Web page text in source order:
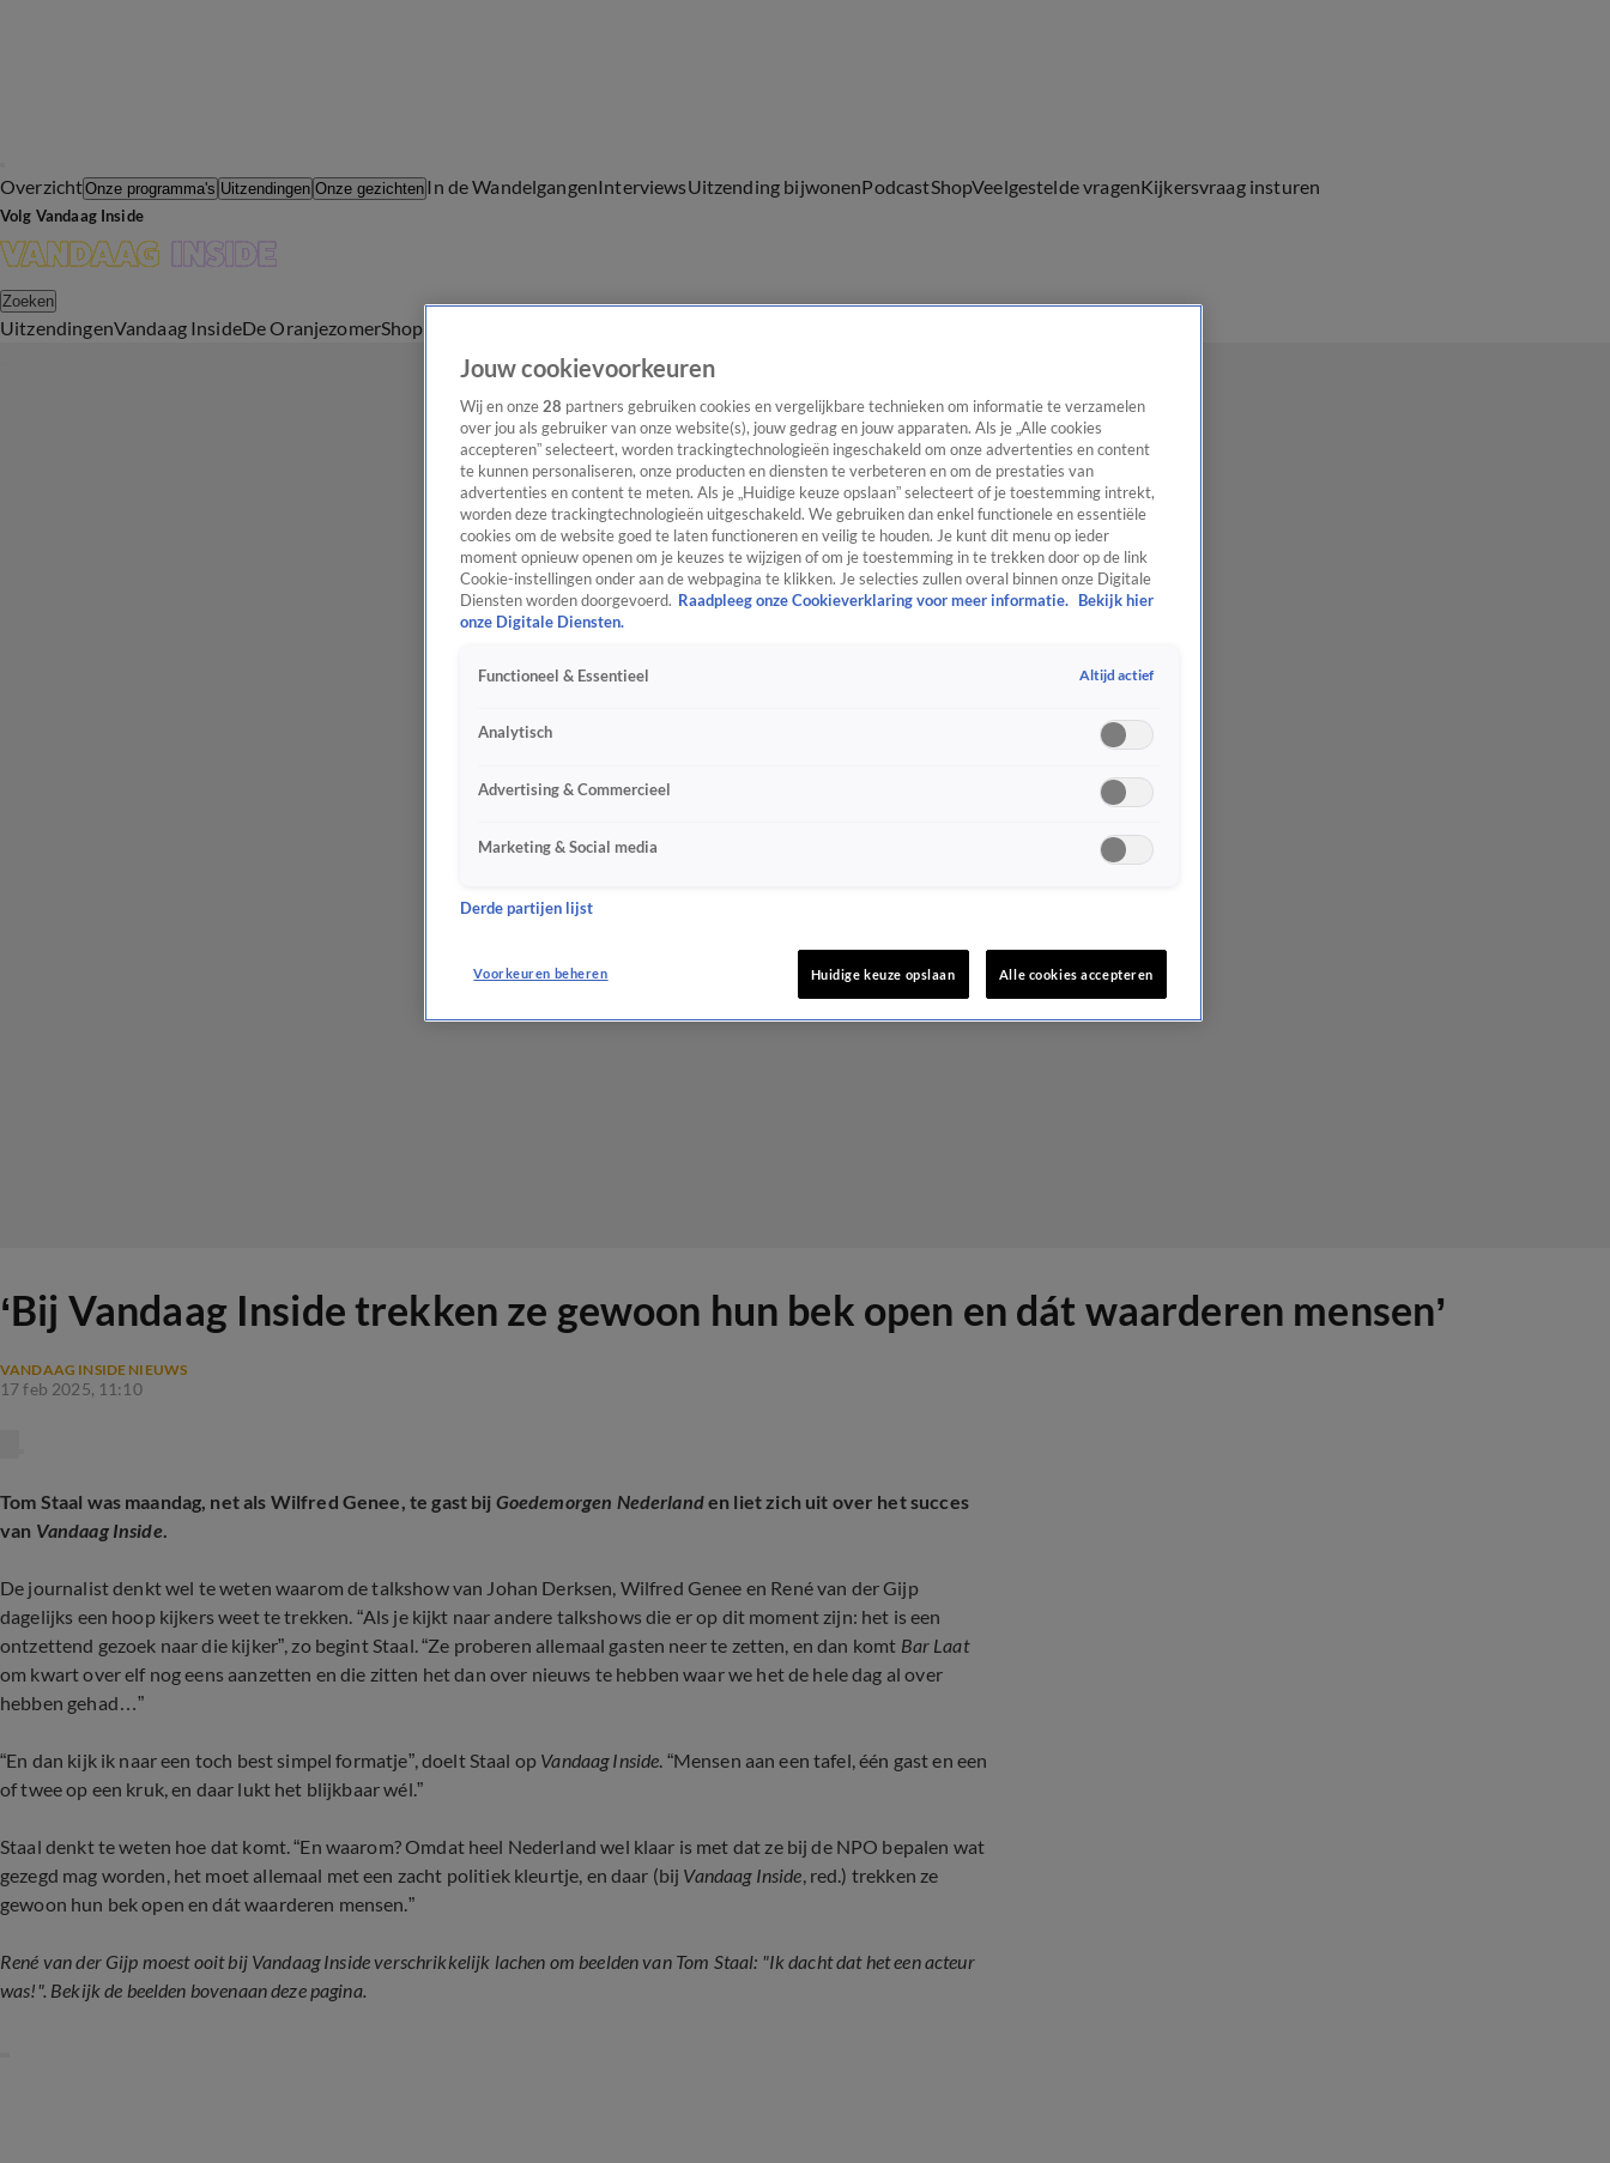
OverzichtOnze programma's Uitzendingen Onze gezichten In de WandelgangenInterviewsUitzending bijwonenPodcastShopVeelgestelde vragenKijkersvraag insturen
Volg Vandaag Inside
Zoeken
UitzendingenVandaag InsideDe OranjezomerShop
‘Bij Vandaag Inside trekken ze gewoon hun bek open en dát waarderen mensen’
VANDAAG INSIDE NIEUWS
17 feb 2025, 11:10
Tom Staal was maandag, net als Wilfred Genee, te gast bij Goedemorgen Nederlanden liet zich uit over het succes
van Vandaag Inside.
De journalist denkt wel te weten waarom de talkshow van Johan Derksen, Wilfred Genee en René van der Gijp
dagelijks een hoop kijkers weet te trekken. “Als je kijkt naar andere talkshows die er op dit moment zijn: het is een
ontzettend gezoek naar die kijker”, zo begint Staal. “Ze proberen allemaal gasten neer te zetten, en dan komt Bar Laat
om kwart over elf nog eens aanzetten en die zitten het dan over nieuws te hebben waar we het de hele dag al over
hebben gehad…”
“En dan kijk ik naar een toch best simpel formatje”, doelt Staal op Vandaag Inside. “Mensen aan een tafel, één gast en een
of twee op een kruk, en daar lukt het blijkbaar wél.”
Staal denkt te weten hoe dat komt. “En waarom? Omdat heel Nederland wel klaar is met dat ze bij de NPO bepalen wat
gezegd mag worden, het moet allemaal met een zacht politiek kleurtje, en daar (bij Vandaag Inside, red.) trekken ze
gewoon hun bek open en dát waarderen mensen.”
René van der Gijp moest ooit bij Vandaag Inside verschrikkelijk lachen om beelden van Tom Staal: "Ik dacht dat het een acteur
was!". Bekijk de beelden bovenaan deze pagina.
Jouw cookievoorkeuren
Wij en onze 28 partners gebruiken cookies en vergelijkbare technieken om informatie te verzamelen
over jou als gebruiker van onze website(s), jouw gedrag en jouw apparaten. Als je „Alle cookies
accepteren” selecteert, worden trackingtechnologieën ingeschakeld om onze advertenties en content
te kunnen personaliseren, onze producten en diensten te verbeteren en om de prestaties van
advertenties en content te meten. Als je „Huidige keuze opslaan” selecteert of je toestemming intrekt,
worden deze trackingtechnologieën uitgeschakeld. We gebruiken dan enkel functionele en essentiële
cookies om de website goed te laten functioneren en veilig te houden. Je kunt dit menu op ieder
moment opnieuw openen om je keuzes te wijzigen of om je toestemming in te trekken door op de link
Cookie-instellingen onder aan de webpagina te klikken. Je selecties zullen overal binnen onze Digitale
Diensten worden doorgevoerd. Raadpleeg onze Cookieverklaring voor meer informatie.
Bekijk hier
onze Digitale Diensten.
Functioneel & Essentieel Altijd actief
Analytisch
Advertising & Commercieel
Marketing & Social media
Derde partijen lijst
Voorkeuren beheren Huidige keuze opslaan Alle cookies accepteren